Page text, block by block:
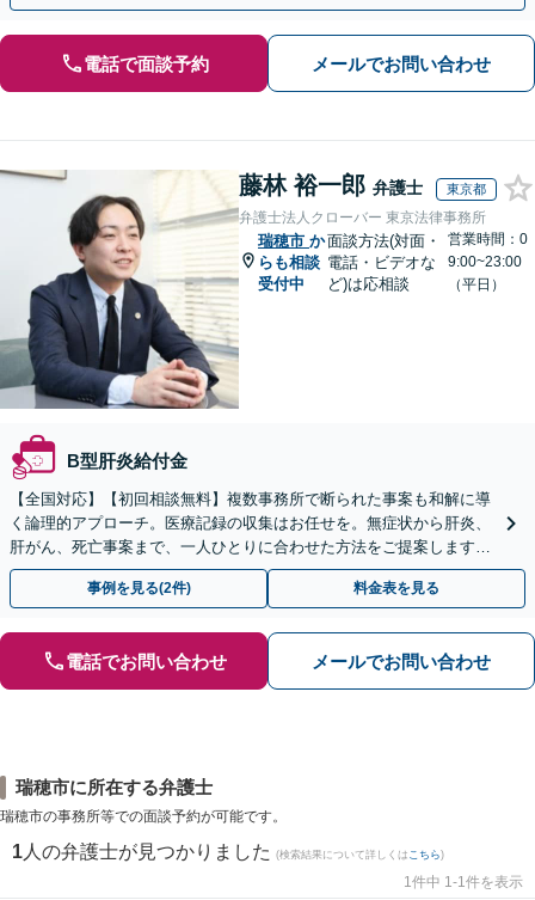
電話で面談予約 メールでお問い合わせ
藤林 裕一郎 弁護士 東京都
弁護士法人クローバー 東京法律事務所
瑞穂市 か
らも相談
受付中
面談方法(対面・
電話・ビデオな
ど)は応相談
営業時間：0
9:00~23:00
（平日）
B型肝炎給付金
【全国対応】【初回相談無料】複数事務所で断られた事案も和解に導
く論理的アプローチ。医療記録の収集はお任せを。無症状から肝炎、
肝がん、死亡事案まで、一人ひとりに合わせた方法をご提案します。
手続きの負担を減らし、権利を守ります。
事例を見る(2件) 料金表を見る
電話でお問い合わせ メールでお問い合わせ
瑞穂市に所在する弁護士
瑞穂市の事務所等での面談予約が可能です。
1 人の弁護士が見つかりました (検索結果について詳しくは こちら)
1件中 1-1件を表示